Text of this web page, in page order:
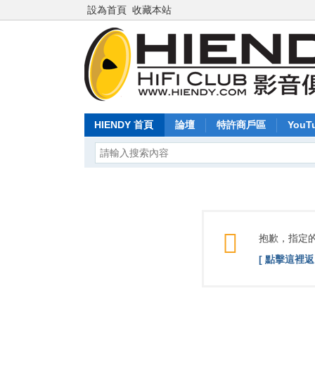
設為首頁 收藏本站
HIENDY 首頁 論壇 特許商戶區
抱歉，指定
[ 點擊這裡